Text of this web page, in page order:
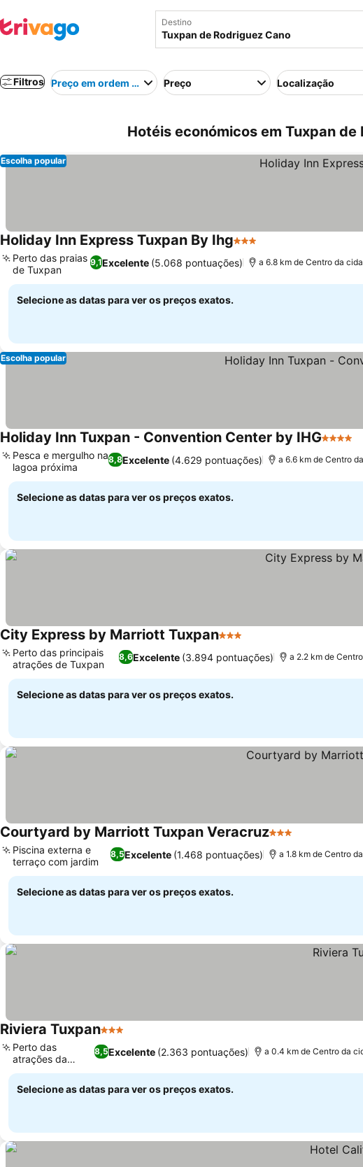
Destino
Filtros Preço em ordem crescentePreço Localização
Hotéis económicos em Tuxpan de
Escolha popular
Holiday Inn Express Tuxpan By Ihg3 Estrelas
9,1Excelente (5.068 pontuações)
Perto das praias
de Tuxpan
a 6.8 km de Centro da
Selecione as datas para ver os preços exatos.
Escolha popular
Holiday Inn Tuxpan - Convention Center by IHG4
8,8Excelente (4.629 pontuações)
Pesca e mergulho na
lagoa próxima
a 6.6 km de Centro
Selecione as datas para ver os preços exatos.
City Express by Marriott Tuxpan3 Estrelas
8,6Excelente (3.894 pontuações)
Perto das principais
atrações de Tuxpan
a 2.2 km de
Selecione as datas para ver os preços exatos.
Courtyard by Marriott Tuxpan Veracruz3 Estrelas
8,5Excelente (1.468 pontuações)
Piscina externa e
terraço com jardim
a 1.8 km de Centro
Selecione as datas para ver os preços exatos.
Riviera Tuxpan3 Estrelas
8,5Excelente (2.363 pontuações)
Perto das
atrações da
cidade
a 0.4 km de Centro da
Selecione as datas para ver os preços exatos.